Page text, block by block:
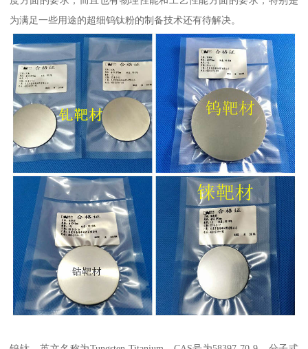
为满足一些用途的超细钨钛粉的制备技术还有待解决。